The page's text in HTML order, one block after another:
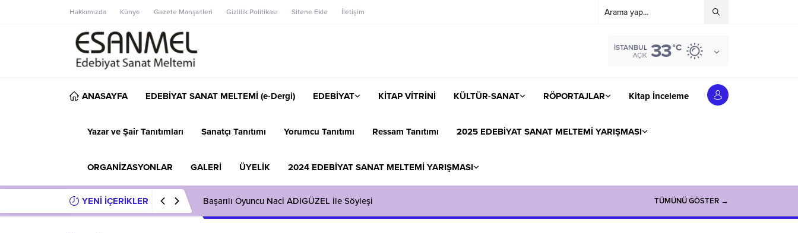
Hakkımızda Künye Gazete Manşetleri Gizlilik Politikası Sitene Ekle İletişim
İSTANBUL
AÇIK 33°C
ANASAYFA EDEBİYAT SANAT MELTEMİ (e-Dergi) EDEBİYAT KİTAP VİTRİNİ KÜLTÜR-SANAT RÖPORTAJLAR Kitap İnceleme
Yazar ve Şair Tanıtımları Sanatçı Tanıtımı Yorumcu Tanıtımı Ressam Tanıtımı 2025 EDEBİYAT SANAT MELTEMİ YARIŞMASI
ORGANİZASYONLAR GALERİ ÜYELİK 2024 EDEBİYAT SANAT MELTEMİ YARIŞMASI
YENİ İÇERİKLER Başarılı Oyuncu Naci ADIGÜZEL ile Söyleşi TÜMÜNÜ GÖSTER →